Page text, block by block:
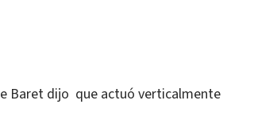
Baret dijo que actuó verticalmente